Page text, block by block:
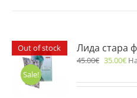
Out of stock
Sale!
Лида стара
45.00€ 35.00€